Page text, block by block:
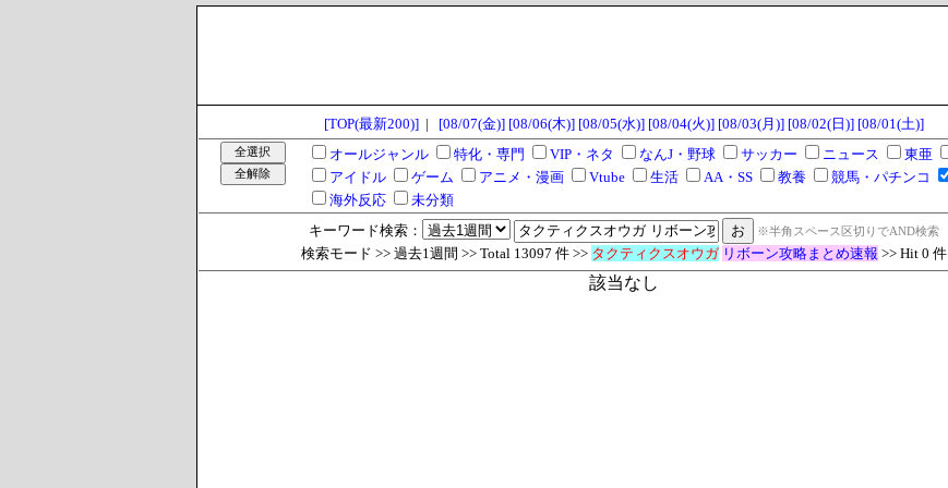
[TOP(最新200)]| [08/07(金)] [08/06(木)] [08/05(水)] [08/04(火)] [08/03(月)] [08/02(日)] [08/01(土)]
オールジャンル
特化・専門 VIP・ネタ なんJ・野球 サッカー ニュース 東亜
アイドル
ゲーム アニメ・漫画 Vtube 生活 AA・SS 教養 競馬・パチンコ
海外反応
未分類
キーワード検索：
※半角スペース区切りでAND検索
検索モード >> 過去1週間 >> Total 13097 件 >> タクティクスオウガ リボーン攻略まとめ速報 >> Hit 0 件
該当なし